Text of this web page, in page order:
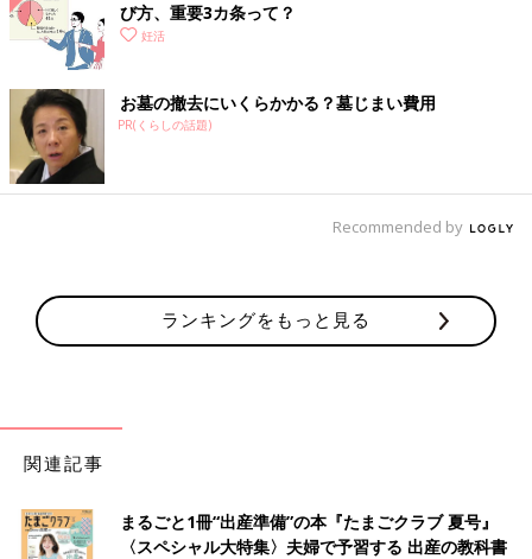
び方、重要3カ条って？
妊活
お墓の撤去にいくらかかる？墓じまい費用
PR(くらしの話題)
Recommended by
ランキングをもっと見る
関連記事
まるごと1冊“出産準備”の本『たまごクラブ 夏号』
〈スペシャル大特集〉夫婦で予習する 出産の教科書